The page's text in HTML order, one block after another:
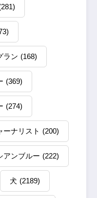
ラン (168)
(369)
(274)
ーナリスト (200)
アンブルー (222)
犬 (2189)